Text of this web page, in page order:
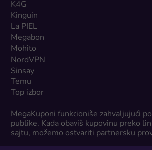
K4G
Kinguin
La PIEL
Megabon
Mohito
NordVPN
Sinsay
Temu
Top izbor
MegaKuponi funkcioniše zahvaljujući
publike. Kada obaviš kupovinu preko
sajtu, možemo ostvariti partnersku